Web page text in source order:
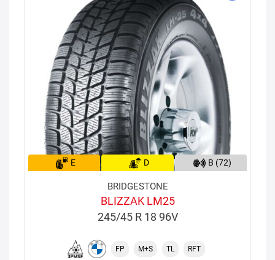
E D B (72)
BRIDGESTONE
BLIZZAK LM25
245/45 R 18 96V
FP M+S TL RFT